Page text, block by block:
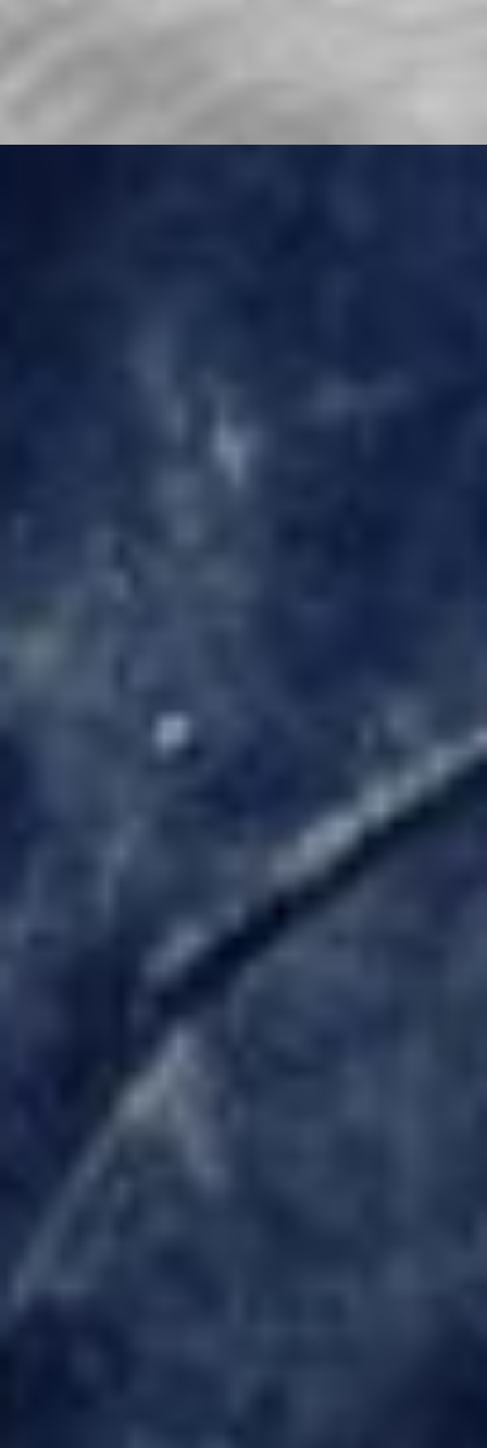
Allgemeine Anfrage
Sonstiges
5 + 5=
Datenschutzerklärung